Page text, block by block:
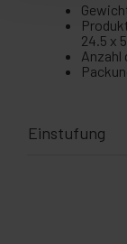
24.5 x
Anzahl
Einstufung